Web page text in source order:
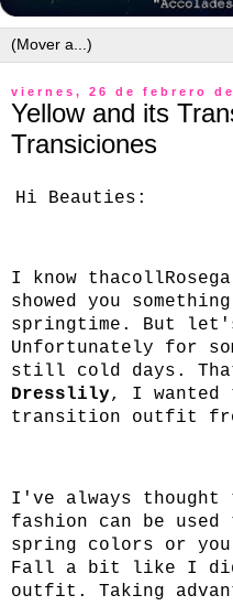
viernes, 26 de febrero de
Yellow and its
Transiciones
Hi Beauties:
I know
showed you
springtime. But
Unfortunately for
still cold days.
Dresslily, I wanted
transition outfit
I've always
fashion can be
spring colors or
Fall a bit like I
outfit. Taking